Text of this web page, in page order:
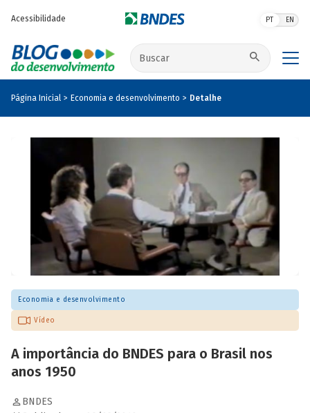
Acessibilidade PT EN
Buscar no site
Página Inicial Economia e desenvolvimento Detalhe
Economia e desenvolvimento
Vídeo
A importância do BNDES para o Brasil nos
anos 1950
BNDES